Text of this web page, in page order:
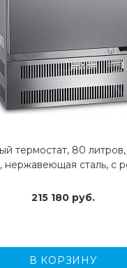
термостат, 80 литров,
сталь, с
215 180 руб.
В КОРЗИНУ